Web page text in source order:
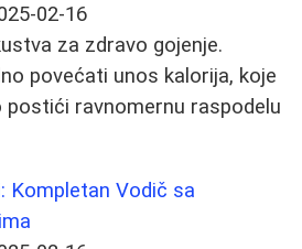
02-16
za zdravo gojenje.
povećati unos kalorija, koje
postići ravnomernu raspodelu
Kompletan Vodič sa